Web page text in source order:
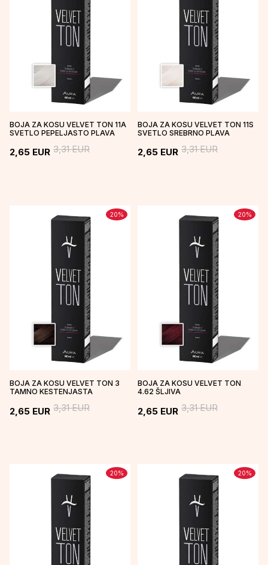
BOJA ZA KOSU VELVET TON 11A
SVETLO PEPELJASTO PLAVA
2,65 EUR 3,31EUR
BOJA ZA KOSU VELVET TON 11S
SVETLO SREBRNO PLAVA
2,65 EUR 3,31EUR
20%
BOJA ZA KOSU VELVET TON 3
TAMNO KESTENJASTA
2,65 EUR 3,31EUR
20%
BOJA ZA KOSU VELVET TON
4.62 ŠLJIVA
2,65 EUR 3,31EUR
20% 20%